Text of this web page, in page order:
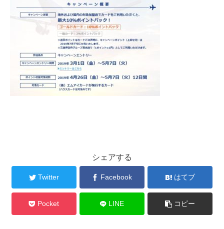
シェアする
Twitter Facebook はてブ
Pocket LINE コピー